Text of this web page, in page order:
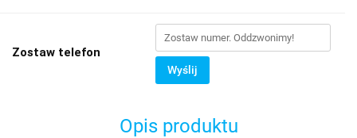
Zostaw telefon
Wyślij
Opis produktu